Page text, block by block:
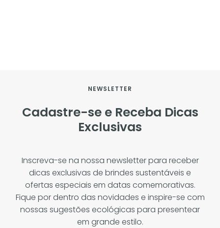
NEWSLETTER
Cadastre-se e Receba Dicas
Exclusivas
Inscreva-se na nossa newsletter para receber
dicas exclusivas de brindes sustentáveis e
ofertas especiais em datas comemorativas.
Fique por dentro das novidades e inspire-se com
nossas sugestões ecológicas para presentear
em grande estilo.